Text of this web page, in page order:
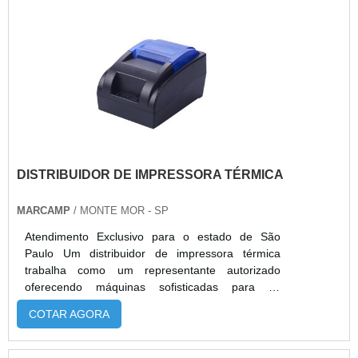
mais alta qualidade. Para obter maiores
informações sobre a empresa e os produtos,
entre em contato e solicite um orçamento..
confiabilidade e sustentabilidade ao reaproveitar
equipamentos. Com atendimento técnico
especializado e condições comerciais flexíveis, a
Alphaquip entrega soluções econômicas e
seguras para movimentação de cargas.
DISTRIBUIDOR DE IMPRESSORA TÉRMICA
MARCAMP / MONTE MOR - SP
Atendimento Exclusivo para o estado de São
Paulo Um distribuidor de impressora térmica
trabalha como um representante autorizado
oferecendo máquinas sofisticadas para as
demandas de impressão térmica. Além disso, ela
também atua com um conjunto técnico
reparos efetivos, sanando diversos tipos de
COTAR AGORA